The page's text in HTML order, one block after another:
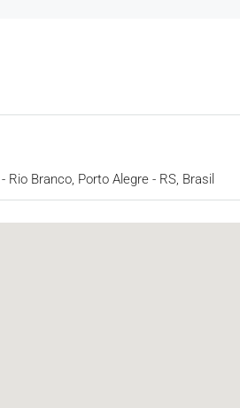
Rio Branco, Porto Alegre - RS, Brasil